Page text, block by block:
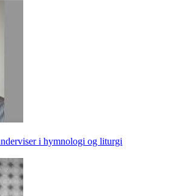
i hymnologi og liturgi